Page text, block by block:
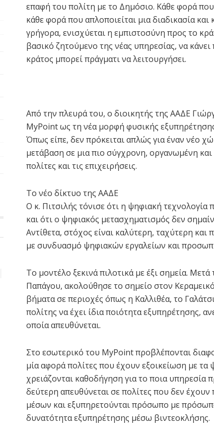
επαφή του πολίτη με το Δημόσιο. Κάθε φορά
κάθε φορά που απλοποιείται μια διαδικασία
γρήγορα, ενισχύεται η εμπιστοσύνη προς το
βασικό ζητούμενο της νέας υπηρεσίας, να
κράτος μπορεί πράγματι να λειτουργήσει.
Από την πλευρά του, ο διοικητής της ΑΑΔΕ
MyPoint ως τη νέα μορφή φυσικής
Όπως είπε, δεν πρόκειται απλώς για έναν νέο
μετάβαση σε μια πιο σύγχρονη, οργανωμένη και
πολίτες και τις επιχειρήσεις.
Το νέο δίκτυο της ΑΑΔΕ
Ο κ. Πιτσιλής τόνισε ότι η ψηφιακή
και ότι ο ψηφιακός μετασχηματισμός δεν
Αντίθετα, στόχος είναι καλύτερη, ταχύτερη
με συνδυασμό ψηφιακών εργαλείων και
Το μοντέλο ξεκινά πιλοτικά με έξι σημεία.
Παπάγου, ακολούθησε το σημείο στον
βήματα σε περιοχές όπως η Καλλιθέα, το
πολίτης να έχει ίδια ποιότητα εξυπηρέτησης,
οποία απευθύνεται.
Στο εσωτερικό του MyPoint προβλέπονται
μία αφορά πολίτες που έχουν εξοικείωση με τα
χρειάζονται καθοδήγηση για το ποια υπηρεσία
δεύτερη απευθύνεται σε πολίτες που δεν
μέσων και εξυπηρετούνται πρόσωπο με
δυνατότητα εξυπηρέτησης μέσω βιντεοκλήσης.